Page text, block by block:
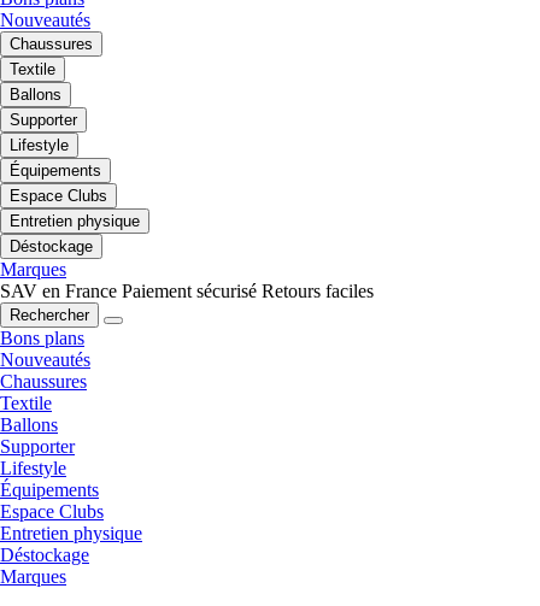
Nouveautés
Chaussures
Textile
Ballons
Supporter
Lifestyle
Équipements
Espace Clubs
Entretien physique
Déstockage
Marques
SAV en France Paiement sécurisé Retours faciles
Rechercher
Bons plans
Nouveautés
Chaussures
Textile
Ballons
Supporter
Lifestyle
Équipements
Espace Clubs
Entretien physique
Déstockage
Marques